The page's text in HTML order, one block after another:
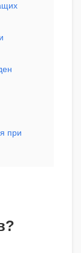
при